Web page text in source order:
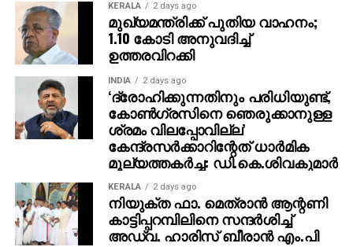
KERALA 2 days ago
മുഖ്യമന്ത്രിക്ക് പുതിയ വാഹനം;
1.10 കോടി അനുവദിച്ച്
ഉത്തരവിറക്കി
INDIA 2 days ago
‘ദ്രോഹിക്കുന്നതിനും പരിധിയുണ്ട്,
കോണ്‍ഗ്രസിനെ ഞെരുക്കാനുള്ള
ശ്രമം വിലപ്പോവില്ല’
കേന്ദ്രസര്‍ക്കാറിന്റേത് ധാര്‍മിക
മൂല്യത്തകര്‍ച്ച: ഡി.കെ.ശിവകുമാര്‍
KERALA 2 days ago
നിയുക്ത ഫാ. മെത്രാന്‍ ആന്റണി
കാട്ടിപ്പറമ്പിലിനെ സന്ദര്‍ശിച്ച്
അഡ്വ. ഹാരിസ് ബീരാന്‍ എം.പി